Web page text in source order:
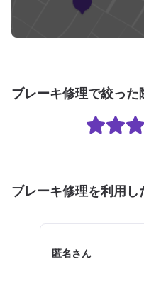
ブレーキ修理で絞った
ブレーキ修理を利用し
匿名さん